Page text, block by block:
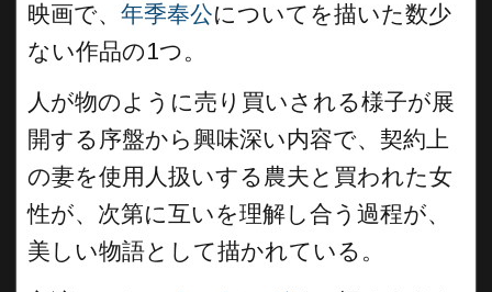
映画で、 年季奉公についてを描いた数少
ない作品の1つ。
人が物のように売り買いされる様子が展
開する序盤から興味深い内容で、契約上
の妻を使用人扱いする農夫と買われた女
性が、次第に互いを理解し合う過程が、
美しい物語として描かれている。